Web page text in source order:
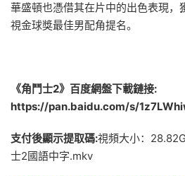
華盛頓也憑借其在片中的出色表現，
視金球獎最佳男配角提名。
《角鬥士2》百度網盤下載鏈接:
https://pan.baidu.com/s/
支付後顯示提取碼:視頻大小：
士2國語中字.mkv